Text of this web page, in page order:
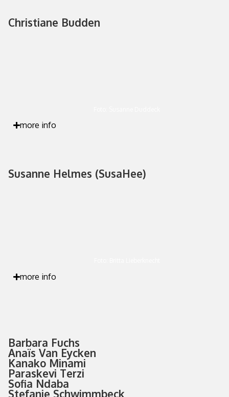
Christiane Budden
more info
Susanne Helmes (SusaHee)
more info
Barbara Fuchs
Anaïs Van Eycken
Kanako Minami
Paraskevi Terzi
Sofia Ndaba
Stefanie Schwimmbeck